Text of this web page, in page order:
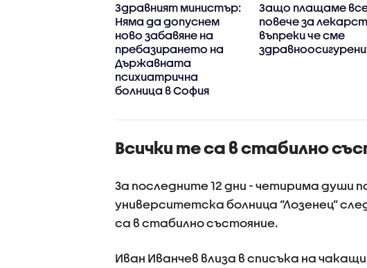
Здравният министър:
Няма да допуснем
ново забавяне на
пребазирането на
Държавната
психиатрична
болница в София
Защо плащаме
повече за
въпреки че сме
Всички те са в стабилно
За последните 12 дни - четирима души
университетска болница “Лозенец”
са в стабилно състояние.
Иван Иванчев влиза в списъка на